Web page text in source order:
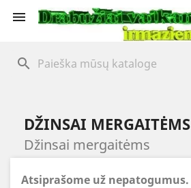

search
DŽINSAI MERGAITĖMS
Džinsai mergaitėms
Atsiprašome už nepatogumus.